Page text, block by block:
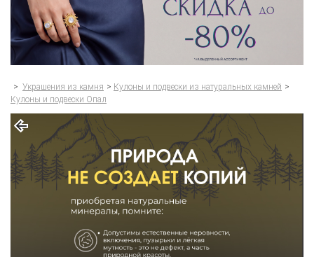
> Украшения из камня > Кулоны и подвески из натуральных камней >
Кулоны и подвески Опал